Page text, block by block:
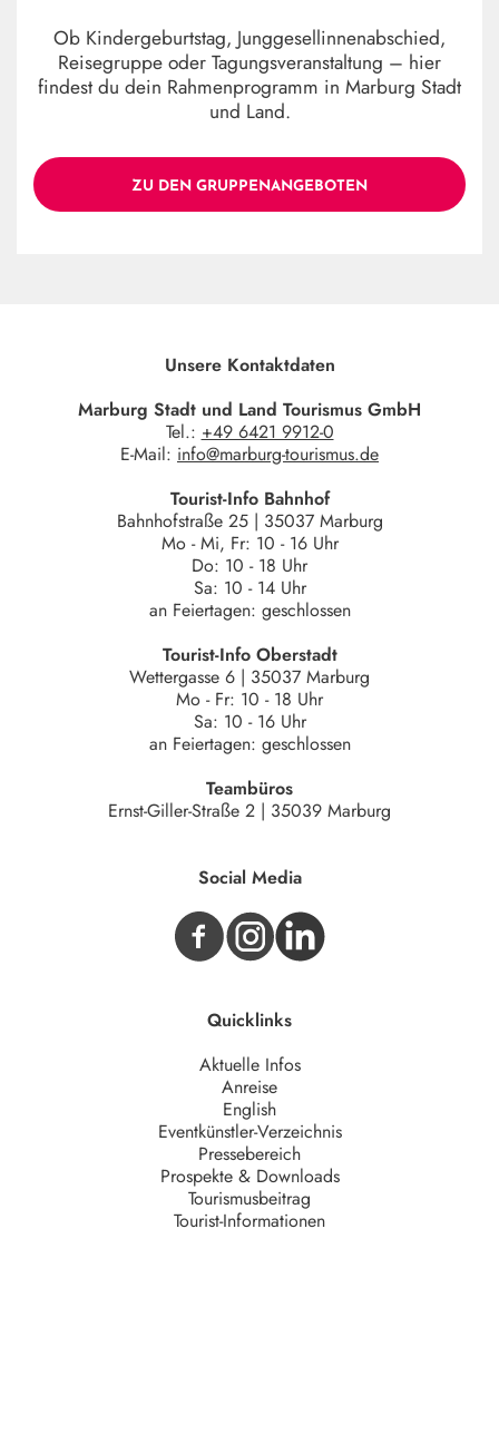
Ob Kindergeburtstag, Junggesellinnenabschied,
Reisegruppe oder Tagungsveranstaltung – hier
findest du dein Rahmenprogramm in Marburg Stadt
und Land.
ZU DEN GRUPPENANGEBOTEN
Unsere Kontaktdaten
Marburg Stadt und Land Tourismus GmbH
Tel.: +49 6421 9912-0
E-Mail: info@marburg-tourismus.de
Tourist-Info Bahnhof
Bahnhofstraße 25 | 35037 Marburg
Mo - Mi, Fr: 10 - 16 Uhr
Do: 10 - 18 Uhr
Sa: 10 - 14 Uhr
an Feiertagen: geschlossen
Tourist-Info Oberstadt
Wettergasse 6 | 35037 Marburg
Mo - Fr: 10 - 18 Uhr
Sa: 10 - 16 Uhr
an Feiertagen: geschlossen
Teambüros
Ernst-Giller-Straße 2 | 35039 Marburg
Social Media
Quicklinks
Aktuelle Infos
Anreise
English
Eventkünstler-Verzeichnis
Pressebereich
Prospekte & Downloads
Tourismusbeitrag
Tourist-Informationen